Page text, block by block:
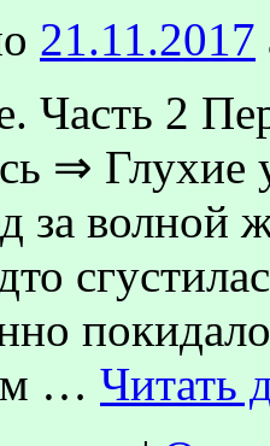
21.11.2017
Часть 2
⇒ Глухие
за волной
… Читать